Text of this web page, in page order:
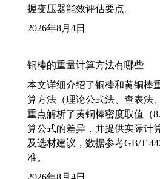
握变压器能效评估要点。
2026年8月4日
铜棒的重量计算方法有哪些
本文详细介绍了铜棒和黄铜棒
算方法（理论公式法、查表法
重点解析了黄铜棒密度取值（
算公式的差异，并提供实际计
及选材建议，数据参考GB/T
准。
2026年8月4日